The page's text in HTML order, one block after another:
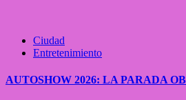
Ciudad
Entretenimiento
AUTOSHOW 2026: LA PARADA